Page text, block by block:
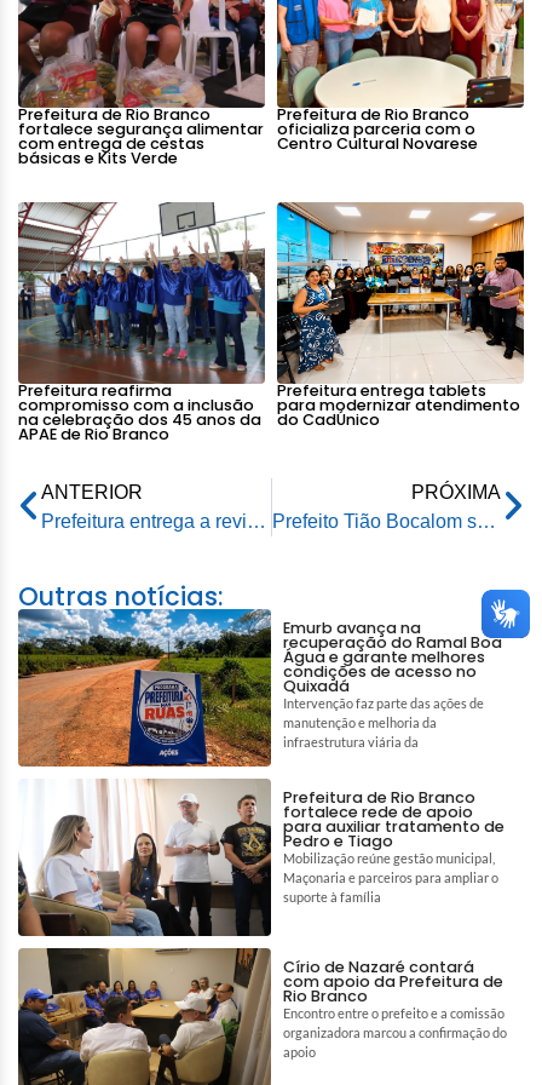
Prefeitura de Rio Branco
fortalece segurança alimentar
com entrega de cestas
básicas e Kits Verde
Prefeitura de Rio Branco
oficializa parceria com o
Centro Cultural Novarese
Prefeitura reafirma
compromisso com a inclusão
na celebração dos 45 anos da
APAE de Rio Branco
Prefeitura entrega tablets
para modernizar atendimento
do CadÚnico
ANTERIOR
Prefeitura entrega a revitalização do Centro de Assistência Social Cras da Sobral
PRÓXIMA
Prefeito Tião Bocalom sanciona lei de monitoramento por câmeras em loteamento de Rio Branco
Outras notícias:
Emurb avança na
recuperação do Ramal Boa
Água e garante melhores
condições de acesso no
Quixadá
Intervenção faz parte das ações de
manutenção e melhoria da
infraestrutura viária da
Prefeitura de Rio Branco
fortalece rede de apoio
para auxiliar tratamento de
Pedro e Tiago
Mobilização reúne gestão municipal,
Maçonaria e parceiros para ampliar o
suporte à família
Círio de Nazaré contará
com apoio da Prefeitura de
Rio Branco
Encontro entre o prefeito e a comissão
organizadora marcou a confirmação do
apoio